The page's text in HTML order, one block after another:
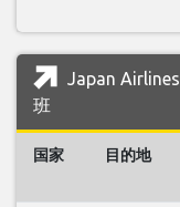
Japan
班
国家 目的地